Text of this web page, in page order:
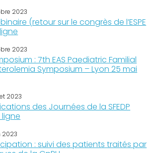
2023
(retour sur le congrès de l’ESPE
2023
: 7th EAS Paediatric Familial
Symposium – Lyon 25 mai
2023
des Journées de la SFEDP
2023
: suivi des patients traités par